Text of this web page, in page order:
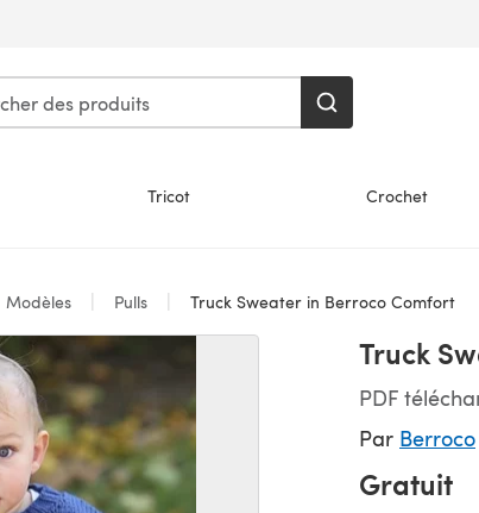
Tricot Crochet
Modèles Pulls Truck Sweater in Berroco Comfort
Truck
PDF
Par Berroco
Gratuit